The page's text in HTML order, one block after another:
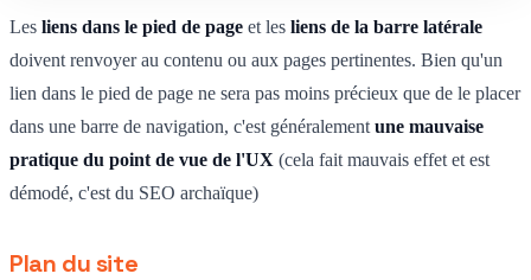
Les liens dans le pied de page et les liens de la barre latérale
doivent renvoyer au contenu ou aux pages pertinentes. Bien qu'un
lien dans le pied de page ne sera pas moins précieux que de le placer
dans une barre de navigation, c'est généralement une mauvaise
pratique du point de vue de l'UX (cela fait mauvais effet et est
démodé, c'est du SEO archaïque)
Plan du site